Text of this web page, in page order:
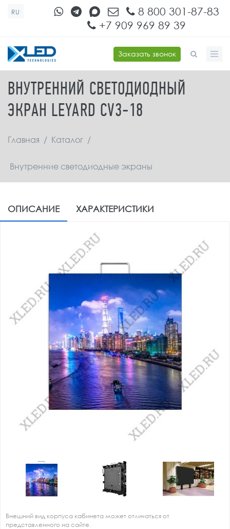
Перейти к основному содержанию
RU
8 800 301-87-83
+7 909 969 89 39
Заказать звонок
ФОРМА ПОИСКА
ВНУТРЕННИЙ СВЕТОДИОДНЫЙ
ЭКРАН LEYARD CV3-18
Главная / Каталог /
Внутренние светодиодные экраны
ОПИСАНИЕ ХАРАКТЕРИСТИКИ
Внешний вид корпуса кабинета может отличаться от
представленного на сайте.